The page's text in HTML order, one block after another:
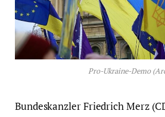
Pro-Ukraine-Demo
Bundeskanzler Friedrich Merz